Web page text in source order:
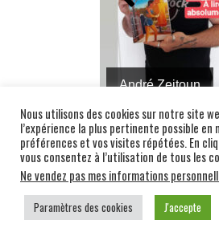
André Zeitoun
REGARDEZ CHRONO
Nous utilisons des cookies sur notre site
l’expérience la plus pertinente possible en
préférences et vos visites répétées. En
vous consentez à l’utilisation de tous les
Ne vendez pas mes informations
Paramètres des cookies J'accepte